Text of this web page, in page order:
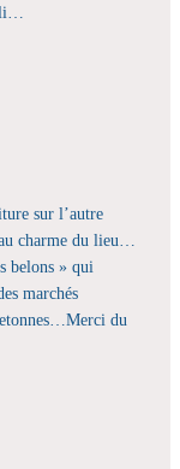
sur l’autre
charme du lieu…
belons » qui
marchés
du